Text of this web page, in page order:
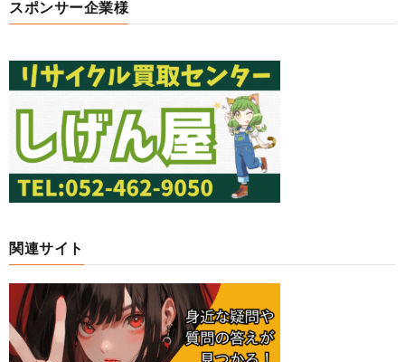
スポンサー企業様
関連サイト